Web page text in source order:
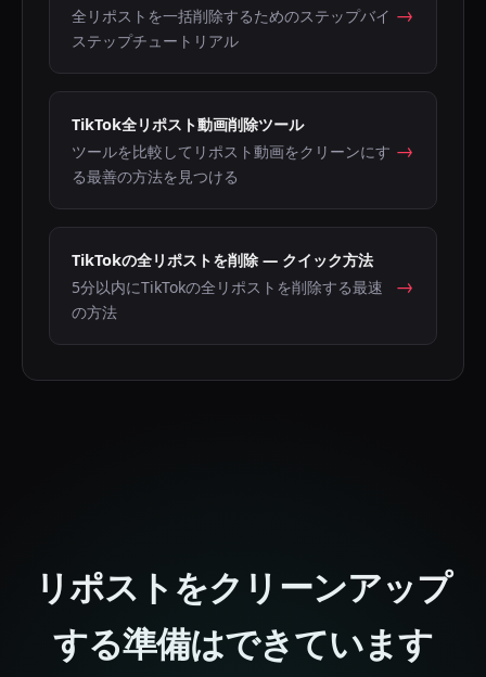
全リポストを一括削除するためのステップバイ
ステップチュートリアル
→
TikTok全リポスト動画削除ツール
ツールを比較してリポスト動画をクリーンにす
る最善の方法を見つける
→
TikTokの全リポストを削除 — クイック方法
5分以内にTikTokの全リポストを削除する最速
の方法
→
リポストをクリーンアップ
する準備はできています